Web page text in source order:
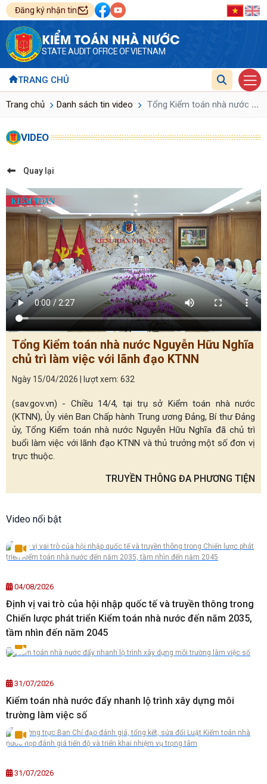
Đăng ký nhận tin
KIỂM TOÁN NHÀ NƯỚC
STATE AUDIT OFFICE OF VIETNAM
TRANG CHỦ
Trang chủ Danh sách tin video Tổng Kiểm toán nhà nước ...
VIDEO
Quay lại
Tổng Kiểm toán nhà nước Nguyễn Hữu Nghĩa
chủ trì làm việc với lãnh đạo KTNN
Ngày 15/04/2026 | lượt xem: 632
(sav.gov.vn) - Chiều 14/4, tại trụ sở Kiểm toán nhà nước
(KTNN), Ủy viên Ban Chấp hành Trung ương Đảng, Bí thư Đảng
ủy, Tổng Kiểm toán nhà nước Nguyễn Hữu Nghĩa đã chủ trì
buổi làm việc với lãnh đạo KTNN và thủ trưởng một số đơn vị
trực thuộc.
TRUYỀN THÔNG ĐA PHƯƠNG TIỆN
Video nổi bật
04/08/2026
Định vị vai trò của hội nhập quốc tế và truyền thông trong
Chiến lược phát triển Kiểm toán nhà nước đến năm 2035,
tầm nhìn đến năm 2045
31/07/2026
Kiểm toán nhà nước đẩy nhanh lộ trình xây dựng môi
trường làm việc số
31/07/2026